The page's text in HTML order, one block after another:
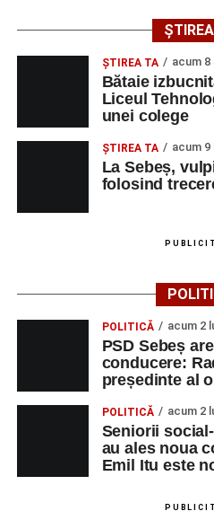
și de a lua parte la un
Adaugă-ne ca
Urmărește-ne
iluminatului public pe
apelului la economii al
Duminică, 23 august
cea de-a III-a ediție a
de Sebeș”
Primul concert din
2026 a adus emoție și
ŞTIREA TA acum 8
Bătaie
Liceul
unei colege
ŞTIREA TA acum 9
La Sebeș,
folosind
POLITICĂ acum 2
PSD Sebeș
conducere:
președinte al
POLITICĂ acum 2
Seniorii
au ales noua
Emil Itu este